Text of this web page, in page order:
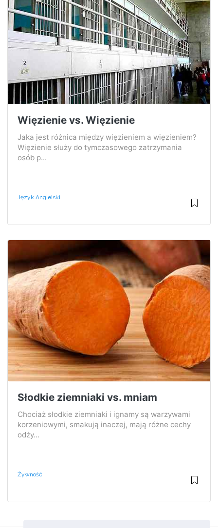
Więzienie vs. Więzienie
Jaka jest różnica między więzieniem a więzieniem?
Więzienie służy do tymczasowego zatrzymania
osób p...
Język Angielski
Słodkie ziemniaki vs. mniam
Chociaż słodkie ziemniaki i ignamy są warzywami
korzeniowymi, smakują inaczej, mają różne cechy
odży...
Żywność